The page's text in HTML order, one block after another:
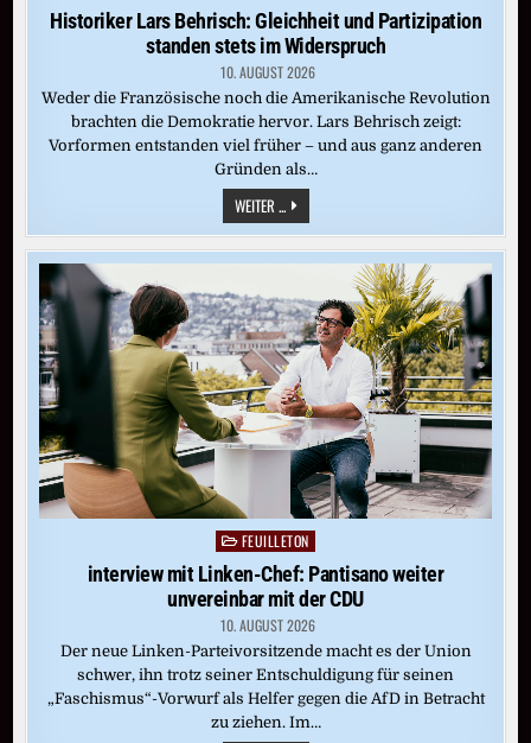
in
Historiker Lars Behrisch: Gleichheit und Partizipation
standen stets im Widerspruch
10. AUGUST 2026
Weder die Französische noch die Amerikanische Revolution
brachten die Demokratie hervor. Lars Behrisch zeigt:
Vorformen entstanden viel früher – und aus ganz anderen
Gründen als…
WEITER ... HISTORIKER
LARS
BEHRISCH:
GLEICHHEIT
UND
PARTIZIPATION
STANDEN
STETS
IM
WIDERSPRUCH
Posted
in
FEUILLETON
interview mit Linken-Chef: Pantisano weiter
unvereinbar mit der CDU
10. AUGUST 2026
Der neue Linken-Parteivorsitzende macht es der Union
schwer, ihn trotz seiner Entschuldigung für seinen
„Faschismus“-Vorwurf als Helfer gegen die AfD in Betracht
zu ziehen. Im…